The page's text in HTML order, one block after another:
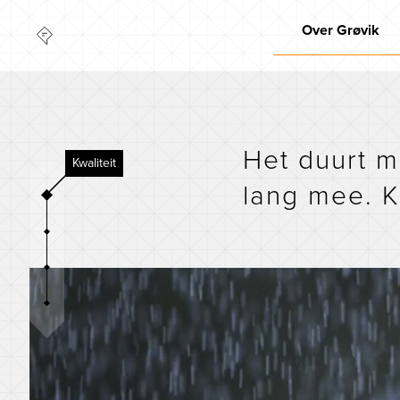
Over Grøvik
Milieu
Kwaliteit
Het duurt
lang mee.